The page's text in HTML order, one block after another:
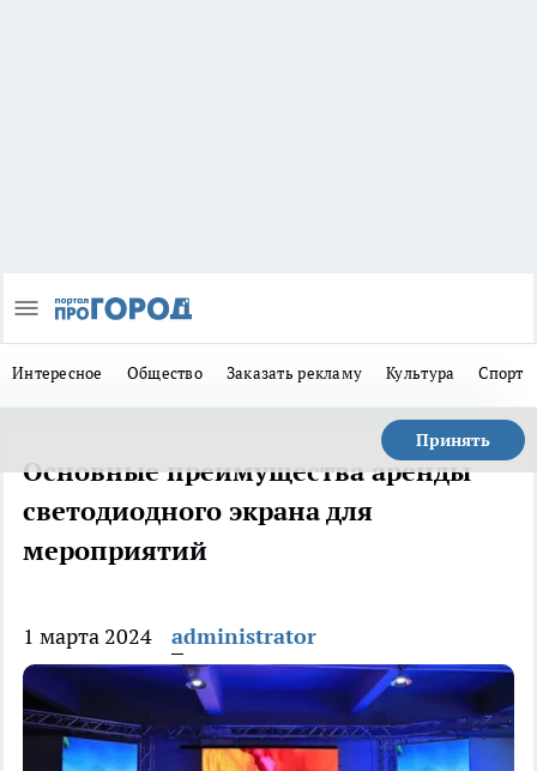
Интересное Общество Заказать рекламу Культура Спорт
Принять
Основные преимущества аренды
светодиодного экрана для
мероприятий
1 марта 2024 administrator